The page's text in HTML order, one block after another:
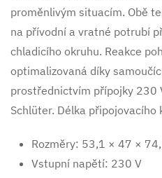
proměnlivým situacím. Obě
na přívodní a vratné potrubí
chladicího okruhu. Reakce
optimalizovaná díky
prostřednictvím přípojky 230
Schlüter. Délka připojovacího
Rozměry: 53,1 × 47 ×
Vstupní napětí: 230 V